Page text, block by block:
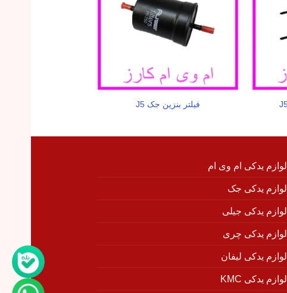
فیلتر بنزین جک J5
لوازم یدکی ام وی ام
لوازم یدکی جک
لوازم یدکی جیلی
لوازم یدکی چری
لوازم یدکی لیفان
لوازم یدکی KMC